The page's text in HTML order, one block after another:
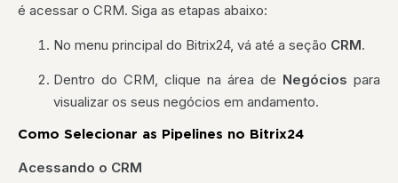
é acessar o CRM. Siga as etapas abaixo:
No menu principal do Bitrix24, vá até a seção CRM.
Dentro do CRM, clique na área de Negócios para
visualizar os seus negócios em andamento.
Como Selecionar as Pipelines no Bitrix24
Acessando o CRM